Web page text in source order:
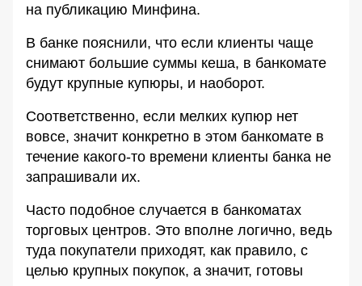
на публикацию Минфина.
В банке пояснили, что если клиенты чаще
снимают большие суммы кеша, в банкомате
будут крупные купюры, и наоборот.
Соответственно, если мелких купюр нет
вовсе, значит конкретно в этом банкомате в
течение какого-то времени клиенты банка не
запрашивали их.
Часто подобное случается в банкоматах
торговых центров. Это вполне логично, ведь
туда покупатели приходят, как правило, с
целью крупных покупок, а значит, готовы